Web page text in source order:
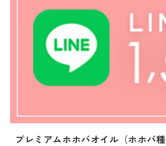
プレミアムホホバオイル（ホホバ